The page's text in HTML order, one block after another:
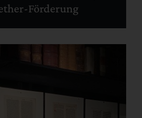
Förderung